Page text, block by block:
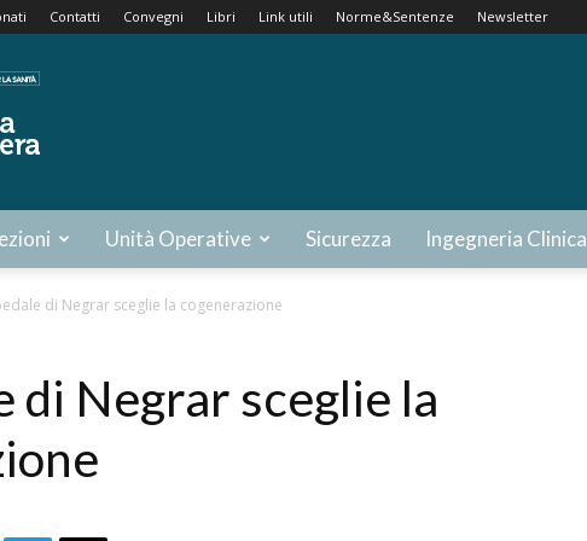
Contatti Convegni Libri Link utili Norme&Sentenze Newsletter
Unità Operative Sicurezza Ingegneria Clinica
di Negrar sceglie la cogenerazione
di Negrar sceglie la